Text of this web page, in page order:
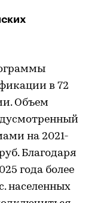
в 72
Объем
на 2021-
Благодаря
года более
населенных